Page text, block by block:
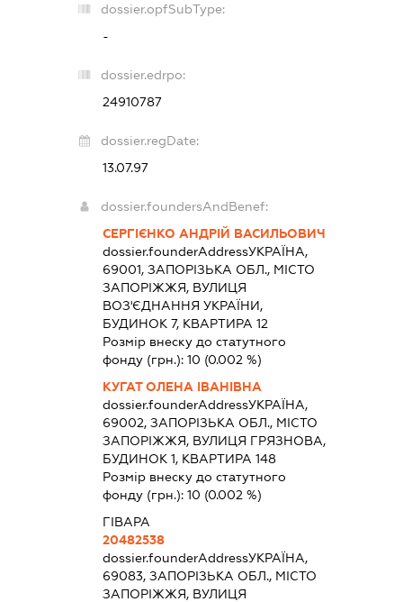
dossier.opfSubType:
-
dossier.edrpo:
24910787
dossier.regDate:
13.07.97
dossier.foundersAndBenef:
СЕРГІЄНКО АНДРІЙ ВАСИЛЬОВИЧ
dossier.founderAddressУКРАЇНА,
69001, ЗАПОРІЗЬКА ОБЛ., МІСТО
ЗАПОРІЖЖЯ, ВУЛИЦЯ
ВОЗ'ЄДНАННЯ УКРАЇНИ,
БУДИНОК 7, КВАРТИРА 12
Розмір внеску до статутного
фонду (грн.): 10 (0.002 %)
КУГАТ ОЛЕНА ІВАНІВНА
dossier.founderAddressУКРАЇНА,
69002, ЗАПОРІЗЬКА ОБЛ., МІСТО
ЗАПОРІЖЖЯ, ВУЛИЦЯ ГРЯЗНОВА,
БУДИНОК 1, КВАРТИРА 148
Розмір внеску до статутного
фонду (грн.): 10 (0.002 %)
ГІВАРА
20482538
dossier.founderAddressУКРАЇНА,
69083, ЗАПОРІЗЬКА ОБЛ., МІСТО
ЗАПОРІЖЖЯ, ВУЛИЦЯ